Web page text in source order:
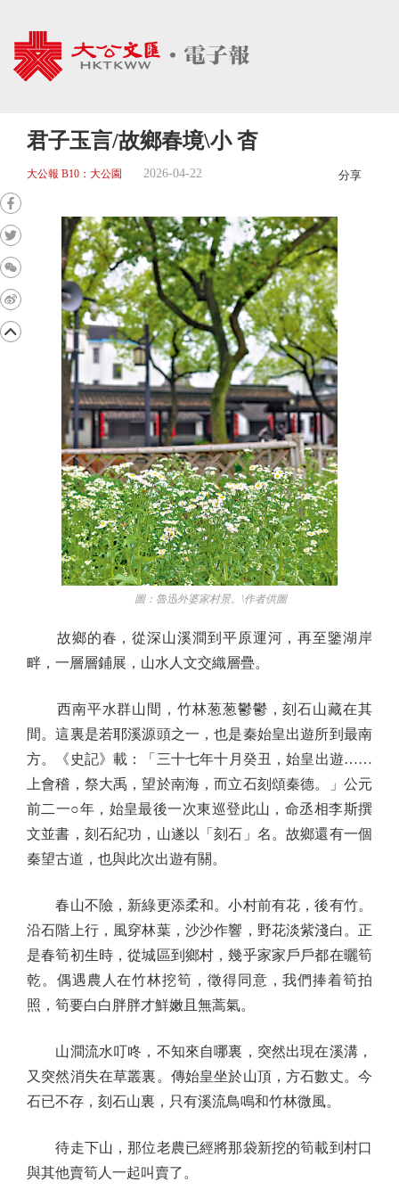
君子玉言/故鄉春境\小 杳
大公報 B10：大公園 2026-04-22 分享
圖：魯迅外婆家村景。\作者供圖
故鄉的春，從深山溪澗到平原運河，再至鑒湖岸
畔，一層層鋪展，山水人文交織層疊。
西南平水群山間，竹林葱葱鬱鬱，刻石山藏在其
間。這裏是若耶溪源頭之一，也是秦始皇出遊所到最南
方。《史記》載：「三十七年十月癸丑，始皇出遊……
上會稽，祭大禹，望於南海，而立石刻頌秦德。」公元
前二一○年，始皇最後一次東巡登此山，命丞相李斯撰
文並書，刻石紀功，山遂以「刻石」名。故鄉還有一個
秦望古道，也與此次出遊有關。
春山不險，新綠更添柔和。小村前有花，後有竹。
沿石階上行，風穿林葉，沙沙作響，野花淡紫淺白。正
是春筍初生時，從城區到鄉村，幾乎家家戶戶都在曬筍
乾。偶遇農人在竹林挖筍，徵得同意，我們捧着筍拍
照，筍要白白胖胖才鮮嫩且無蒿氣。
山澗流水叮咚，不知來自哪裏，突然出現在溪溝，
又突然消失在草叢裏。傳始皇坐於山頂，方石數丈。今
石已不存，刻石山裏，只有溪流鳥鳴和竹林微風。
待走下山，那位老農已經將那袋新挖的筍載到村口
與其他賣筍人一起叫賣了。